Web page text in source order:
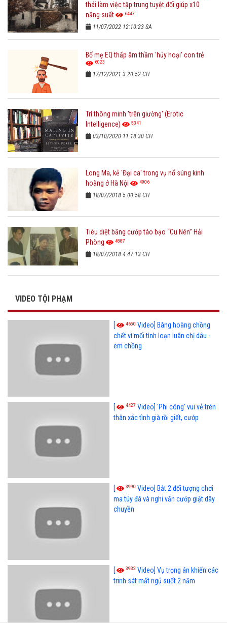
thái làm việc tập trung tuyệt đối giúp x10
năng suất
6447
11/07/2022 12:10:23 SA
Bố mẹ EQ thấp âm thầm 'hủy hoại' con trẻ
6023
17/12/2021 3:20:52 CH
Trí thông minh 'trên giường' (Erotic
Intelligence)
5341
03/10/2020 11:18:30 CH
Long Ma, kẻ 'Đại ca' trong vụ nổ súng kinh
hoàng ở Hà Nội
4906
18/07/2018 5:00:58 CH
Tiêu diệt băng cướp táo bạo “Cu Nên” Hải
Phòng
4887
18/07/2018 4:47:13 CH
VIDEO TỘI PHẠM
[ 4650 Video] Bàng hoàng chồng
chết vì mối tình loạn luân chị dâu -
em chồng
[ 4427 Video] 'Phi công' vui vẻ trên
thân xác tình già rồi giết, cướp
[ 3990 Video] Bắt 2 đối tượng chơi
ma túy đá và nghi vấn cướp giật dây
chuyền
[ 3932 Video] Vụ trọng án khiến các
trinh sát mất ngủ suốt 2 năm